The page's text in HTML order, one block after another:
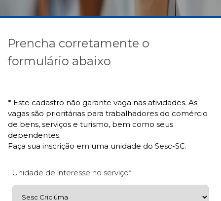
Prencha corretamente o
formulário abaixo
* Este cadastro não garante vaga nas atividades. As
vagas são prioritárias para trabalhadores do comércio
de bens, serviços e turismo, bem como seus
dependentes.
Faça sua inscrição em uma unidade do Sesc-SC.
Unidade de interesse no serviço*